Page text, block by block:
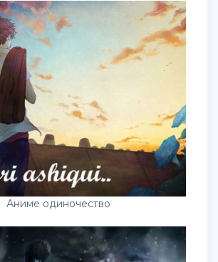
Аниме одиночество